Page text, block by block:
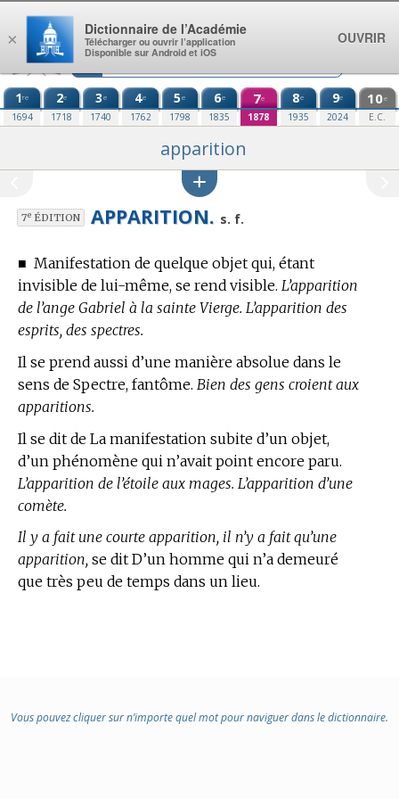
Aller au contenu
1re
1694
2e
1718
3e
1740
4e
1762
5e
1798
6e
1835
7e
1878
8e
1935
9e
2024
10e
E.C.
apparition
7eÉDITION APPARITION. s. f.
■ Manifestation de quelque objet qui, étant
invisible de lui-même, se rend visible. L’apparition
de l’ange Gabriel à la sainte Vierge. L’apparition des
esprits, des spectres.
Il se prend aussi d’une manière absolue dans le
sens de Spectre, fantôme. Bien des gens croient aux
apparitions.
Il se dit de La manifestation subite d’un objet,
d’un phénomène qui n’avait point encore paru.
L’apparition de l’étoile aux mages. L’apparition d’une
comète.
Il y a fait une courte apparition, il n’y a fait qu’une
apparition, se dit D’un homme qui n’a demeuré
que très peu de temps dans un lieu.
Vous pouvez cliquer sur n’importe quel mot pour naviguer dans le dictionnaire.
×
Dictionnaire de l’Académie
Télécharger ou ouvrir l’application
Disponible sur Android et iOS
OUVRIR